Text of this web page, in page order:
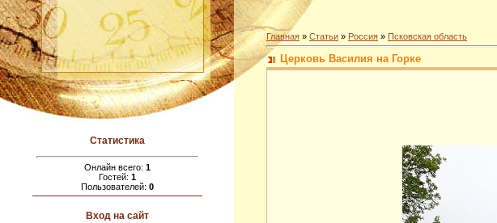
Статистика
Онлайн всего: 1
Гостей: 1
Пользователей: 0
Вход на сайт
Главная » Статьи » Россия » Псковская область
Церковь Василия на Горке